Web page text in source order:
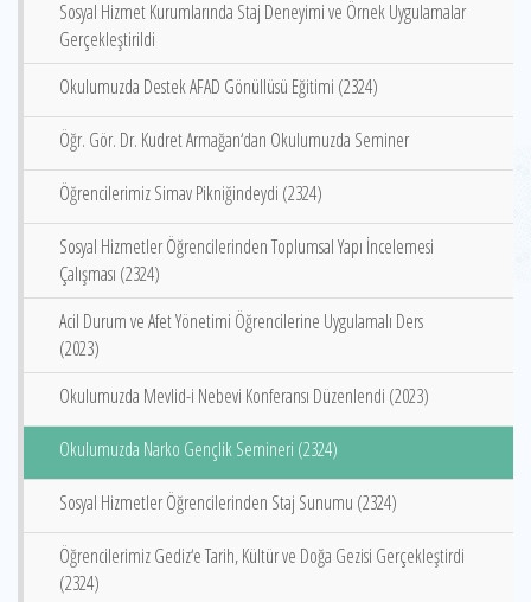
Sosyal Hizmet Kurumlarında Staj Deneyimi ve Örnek Uygulamalar
Gerçekleştirildi
Okulumuzda Destek AFAD Gönüllüsü Eğitimi (2324)
Öğr. Gör. Dr. Kudret Armağan‘dan Okulumuzda Seminer
Öğrencilerimiz Simav Pikniğindeydi (2324)
Sosyal Hizmetler Öğrencilerinden Toplumsal Yapı İncelemesi
Çalışması (2324)
Acil Durum ve Afet Yönetimi Öğrencilerine Uygulamalı Ders
(2023)
Okulumuzda Mevlid-i Nebevi Konferansı Düzenlendi (2023)
Okulumuzda Narko Gençlik Semineri (2324)
Sosyal Hizmetler Öğrencilerinden Staj Sunumu (2324)
Öğrencilerimiz Gediz‘e Tarih, Kültür ve Doğa Gezisi Gerçekleştirdi
(2324)